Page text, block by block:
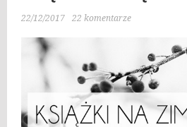
22/12/2017 22 komentarze